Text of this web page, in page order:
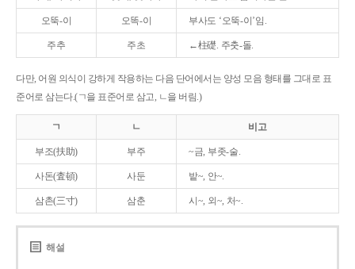
오뚝-이 오똑-이 부사도 ‘오뚝-이’임.
주추 주초 ←柱礎. 주춧-돌.
다만, 어원 의식이 강하게 작용하는 다음 단어에서는 양성 모음 형태를 그대로 표
준어로 삼는다.(ㄱ을 표준어로 삼고, ㄴ을 버림.)
ㄱ ㄴ 비고
부조(扶助) 부주 ~금, 부좃-술.
사돈(査頓) 사둔 밭~, 안~.
삼촌(三寸) 삼춘 시~, 외~, 처~.
해설